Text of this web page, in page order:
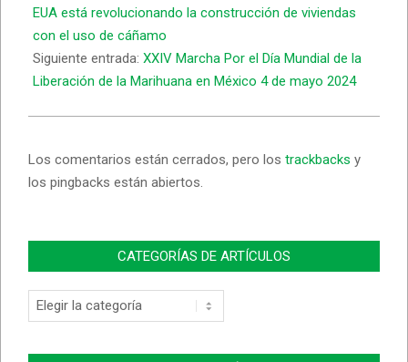
EUA está revolucionando la construcción de viviendas
con el uso de cáñamo
Siguiente entrada: XXIV Marcha Por el Día Mundial de la
Liberación de la Marihuana en México 4 de mayo 2024
Los comentarios están cerrados, pero los trackbacks y
los pingbacks están abiertos.
CATEGORÍAS DE ARTÍCULOS